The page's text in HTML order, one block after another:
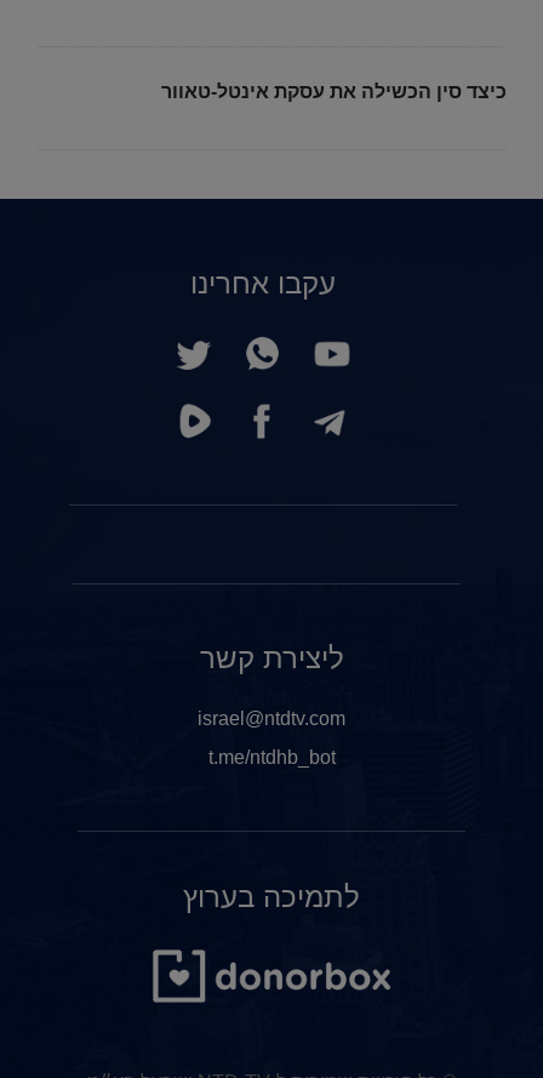
כיצד סין הכשילה את עסקת אינטל-טאוור
עקבו אחרינו
לתמיכה בערוץ
ליצירת קשר
israel@ntdtv.com
t.me/ntdhb_bot